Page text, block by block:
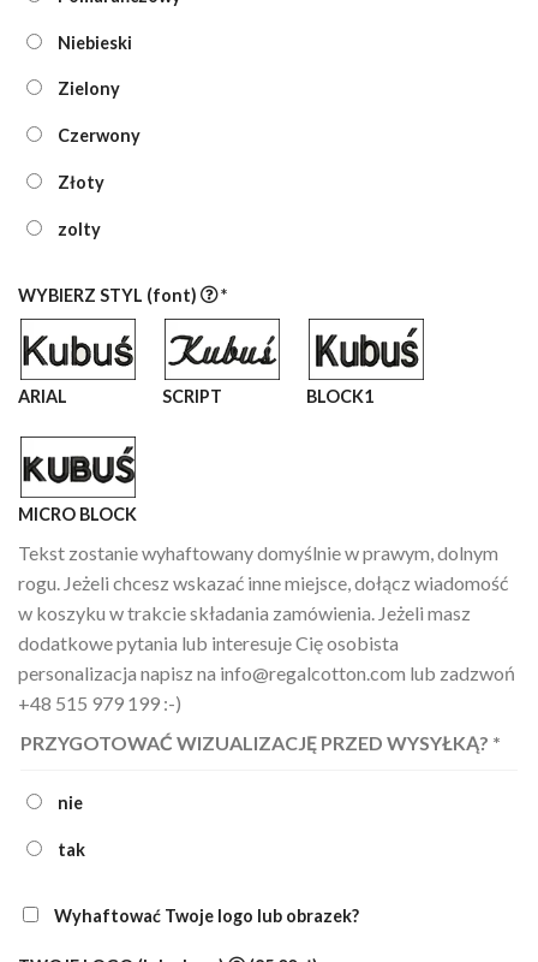
Niebieski
Zielony
Czerwony
Złoty
zolty
WYBIERZ STYL (font) *
ARIAL SCRIPT BLOCK1
MICRO BLOCK
Tekst zostanie wyhaftowany domyślnie w prawym, dolnym
rogu. Jeżeli chcesz wskazać inne miejsce, dołącz wiadomość
w koszyku w trakcie składania zamówienia. Jeżeli masz
dodatkowe pytania lub interesuje Cię osobista
personalizacja napisz na info@regalcotton.com lub zadzwoń
+48 515 979 199 :-)
PRZYGOTOWAĆ WIZUALIZACJĘ PRZED WYSYŁKĄ? *
nie
tak
Wyhaftować Twoje logo lub obrazek?